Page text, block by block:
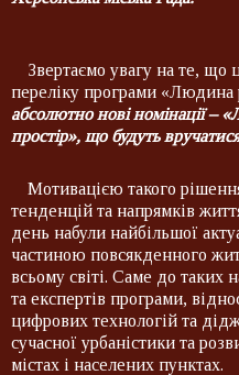
Звертаємо увагу на те, що
переліку програми «Людина
абсолютно нові номінації –
простір», що будуть
Мотивацією такого
тенденцій та напрямків
день набули найбільшої
частиною повсякденного
всьому світі. Саме до таких
та експертів програми,
цифрових технологій та
сучасної урбаністики та
містах і населених пунктах.